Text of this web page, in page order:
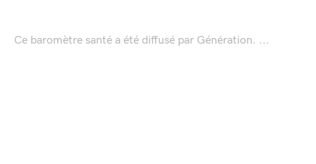
Ce baromètre santé a été diffusé par Génération. ...